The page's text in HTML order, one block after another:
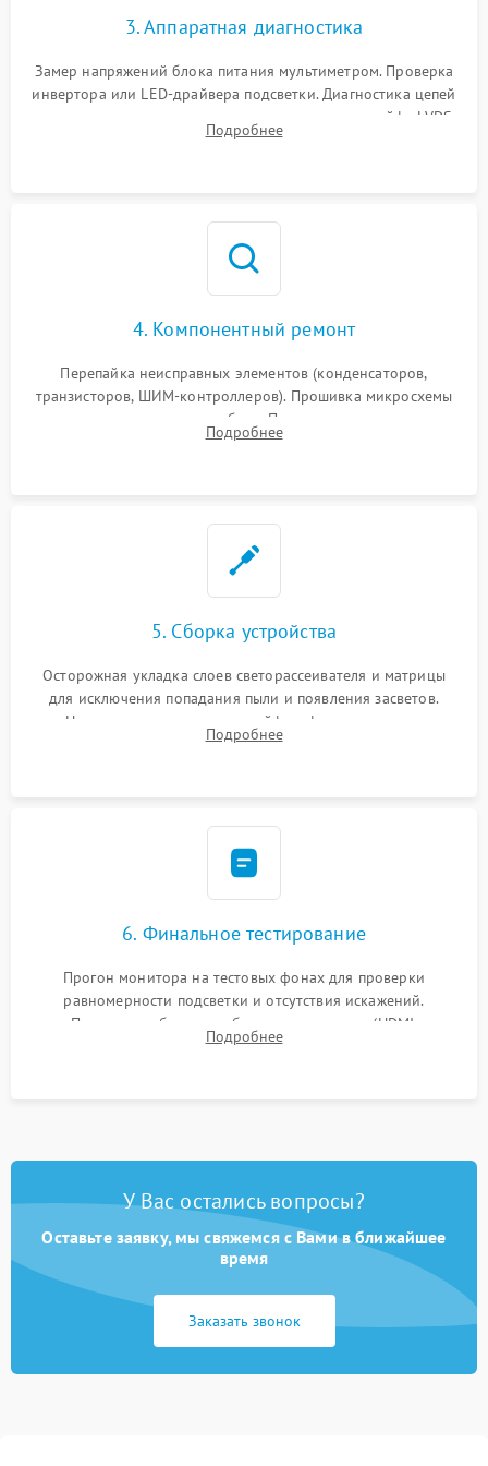
Поломка системы защиты
3. Аппаратная диагностика
Замер напряжений блока питания мультиметром. Проверка
инвертора или LED-драйвера подсветки. Диагностика цепей
питания скалера и тестирование сигналов на шлейфе LVDS
Подробнее
4. Компонентный ремонт
Перепайка неисправных элементов (конденсаторов,
транзисторов, ШИМ-контроллеров). Прошивка микросхемы
памяти при программных сбоях. При поломке подсветки —
разборка матрицы и замена выгоревших светодиодов.
Подробнее
5. Сборка устройства
Осторожная укладка слоев светорассеивателя и матрицы
для исключения попадания пыли и появления засветов.
Надежное подключение шлейфов, фиксация плат и
аккуратное защелкивание пластикового корпуса монитора.
Подробнее
6. Финальное тестирование
Прогон монитора на тестовых фонах для проверки
равномерности подсветки и отсутствия искажений.
Проверка работоспособности всех портов (HDMI,
DisplayPort, VGA) и кнопок управления под нагрузкой в
Подробнее
У Вас остались вопросы?
Оставьте заявку, мы свяжемся с Вами в ближайшее
время
Заказать звонок